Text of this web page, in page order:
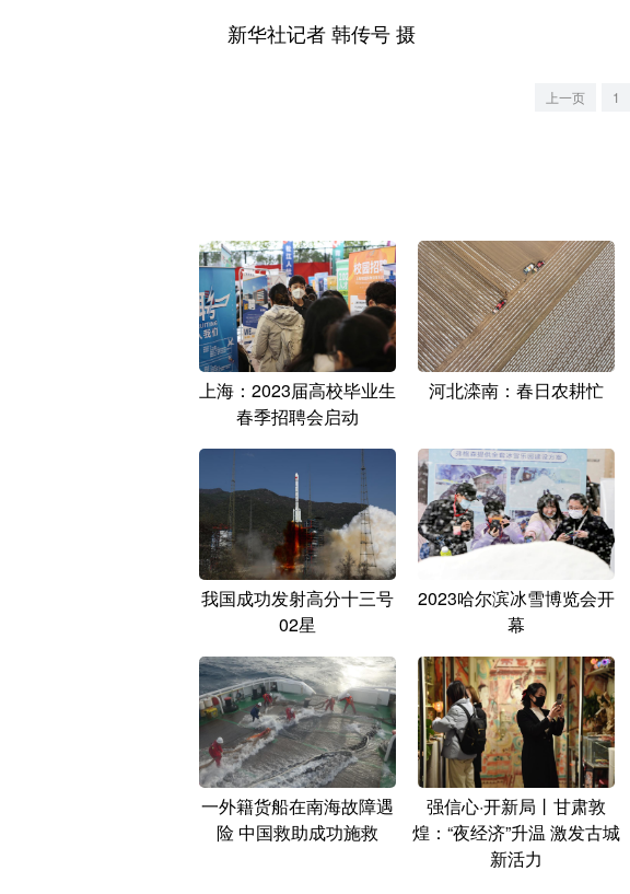
新华社记者 韩传号 摄
上一页 1
上海：2023届高校毕业生
春季招聘会启动
河北滦南：春日农耕忙
我国成功发射高分十三号
02星
2023哈尔滨冰雪博览会开
幕
一外籍货船在南海故障遇
险 中国救助成功施救
强信心·开新局丨甘肃敦
煌：“夜经济”升温 激发古城
新活力